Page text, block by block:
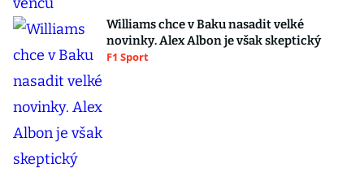
Williams chce v Baku nasadit velké
novinky. Alex Albon je však skeptický
F1 Sport